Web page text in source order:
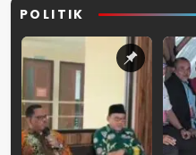
POLITIK